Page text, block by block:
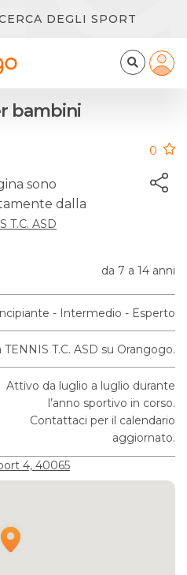
DEGLI SPORT
bambini
sono
dalla
T.C. ASD
0
da 7 a 14 anni
- Intermedio - Esperto
T.C. ASD su Orangogo.
Attivo da luglio a luglio durante
l’anno sportivo in corso.
Contattaci per il calendario
aggiornato.
4, 40065